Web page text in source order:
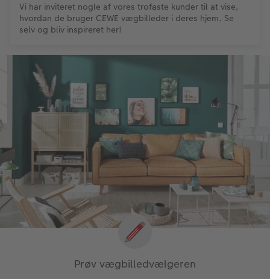
Vi har inviteret nogle af vores trofaste kunder til at vise,
hvordan de bruger CEWE vægbilleder i deres hjem. Se
selv og bliv inspireret her!
Prøv vægbilledvælgeren